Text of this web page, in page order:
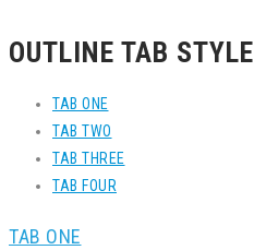
OUTLINE TAB STYLE
TAB ONE
TAB TWO
TAB THREE
TAB FOUR
TAB ONE